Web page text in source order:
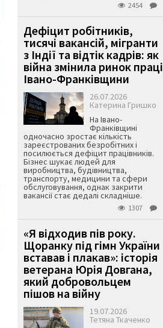
2454
Дефіцит робітників,
тисячі вакансій, мігранти
з Індії та відтік кадрів: як
війна змінила ринок праці
Івано-Франківщини
26.07.2026
Катерина Гришко
На Івано-
Франківщині
одночасно зростає кількість
зареєстрованих безробітних і
посилюється дефіцит працівників.
Бізнес шукає людей для
виробництва, будівництва,
транспорту, медицини та сфери
обслуговування, однак закрити
вакансії стає дедалі складніше.
1307
«Я відходив пів року.
Щоранку під гімн України
вставав і плакав»: історія
ветерана Юрія Довгана,
який добровольцем
пішов на війну
19.07.2026
Тетяна Ткаченко